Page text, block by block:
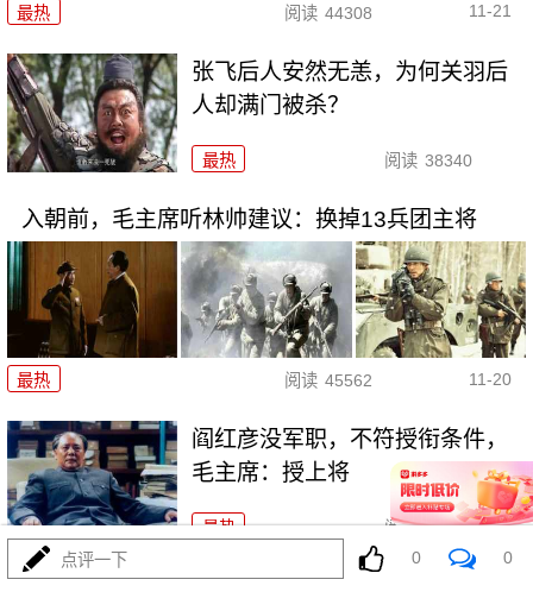
最热 阅读 44308 11-21
张飞后人安然无恙，为何关羽后
人却满门被杀？
最热 阅读 38340
入朝前，毛主席听林帅建议：换掉13兵团主将
最热 阅读 45562 11-20
阎红彦没军职，不符授衔条件，
毛主席：授上将
最热 阅读 35746
名气比粟裕还大的开国大将，让杜月笙感到害怕
点评一下 0 0